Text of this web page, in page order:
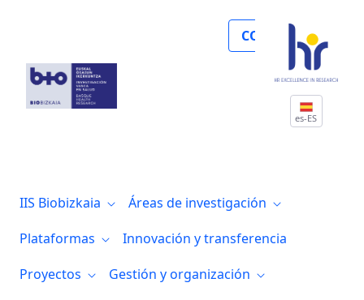
COLABORA
es-ES
IIS Biobizkaia
Áreas de investigación
Plataformas
Innovación y transferencia
Proyectos
Gestión y organización